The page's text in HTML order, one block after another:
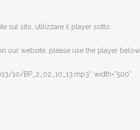
sul sito, utilizzare il player sotto:
our website, please use the player
10/BP_2_02_10_13.mp3″ width=”500″